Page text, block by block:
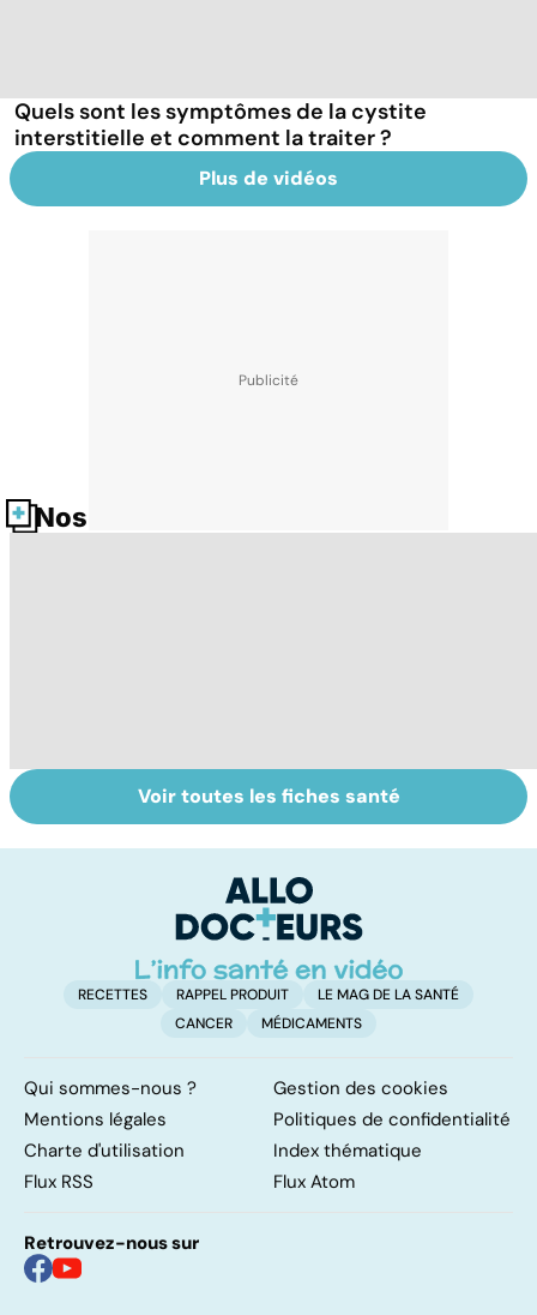
Quels sont les symptômes de la cystite
interstitielle et comment la traiter ?
Plus de vidéos
Nos fiches santé
Tout savoir sur le
cancer de la
Mélanome : le
plus redouté des
peau
Voir toutes les fiches santé
RECETTES RAPPEL PRODUIT
LE MAG DE LA SANTÉ
CANCER
MÉDICAMENTS
Qui sommes-nous ?
Gestion des cookies
Mentions légales
Politiques de confidentialité
Charte d'utilisation
Index thématique
Flux RSS
Flux Atom
Retrouvez-nous sur